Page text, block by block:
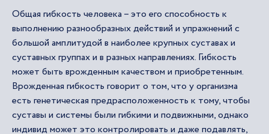
Общая гибкость человека – это его способность к
выполнению разнообразных действий и упражнений с
большой амплитудой в наиболее крупных суставах и
суставных группах и в разных направлениях. Гибкость
может быть врожденным качеством и приобретенным.
Врожденная гибкость говорит о том, что у организма
есть генетическая предрасположенность к тому, чтобы
суставы и системы были гибкими и подвижными, однако
индивид может это контролировать и даже подавлять,